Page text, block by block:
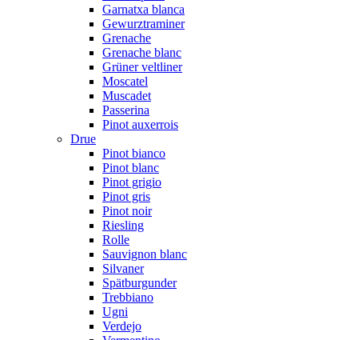
Garnatxa blanca
Gewurztraminer
Grenache
Grenache blanc
Grüner veltliner
Moscatel
Muscadet
Passerina
Pinot auxerrois
Drue
Pinot bianco
Pinot blanc
Pinot grigio
Pinot gris
Pinot noir
Riesling
Rolle
Sauvignon blanc
Silvaner
Spätburgunder
Trebbiano
Ugni
Verdejo